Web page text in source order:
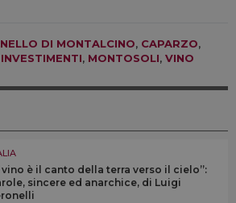
DI MONTALCINO, CAPARZO,
INVESTIMENTI, MONTOSOLI, VINO
vino è il canto della terra verso il cielo”:
sincere ed anarchice, di Luigi